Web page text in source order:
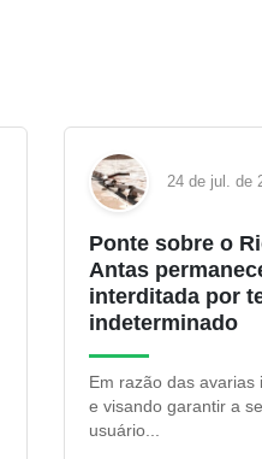
24 de jul. de
Ponte sobre o
Antas
interditada por
indeterminado
Em razão das avarias
e visando garantir a
usuário...